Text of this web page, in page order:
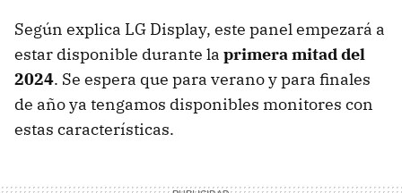
Según explica LG Display, este panel empezará a
estar disponible durante la primera mitad del
2024. Se espera que para verano y para finales
de año ya tengamos disponibles monitores con
estas características.